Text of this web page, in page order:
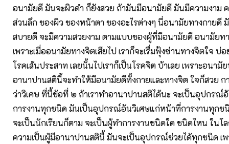
อนามัยดี มันจะผิวดำ ก็ยังสวย ถ้ามันมีอนามัยดี มันมีความงาม
ส่วนลึก ของผิว ของหน้าตา ของอะไรต่างๆ นี่อนามัยทางกายดี
สบายดี จะมีความสวยงาม ตามแบบของผู้ที่มีอนามัยดี อนามัย
เพราะเมื่ออนามัยทางจิตเสียไป เราก็จะเรื่มฟุ้งซ่านทางจิตใจ บ่อ
โรคเส้นประสาท เลยนั้นไปเราก็เป็นโรคจิต บ้าเลย เพราะอนามั
อานาปานสตินี้จะทำให้มีอนามัยดีทั้งกายและทางจิต ใจก็สวย
ว่าวิเศษ ที่นี้ข้อที่ ๒ ถ้าเราทำอานาปานสติได้นะ จะเป็นอุปกรณ์
การงานทุกชนิด มันเป็นอุปกรณ์อันวิเศษแก่หน้าที่การงานทุกช
จะเป็นนักเรียนก็ตาม จะเป็นผู้ทำการงานชนิดใด ชนิดไหน ในโ
ความเป็นผู้มีอานาปานสตินี้ มันจะเป็นอุปกรณ์ช่วยได้ทุกชนิด เพ